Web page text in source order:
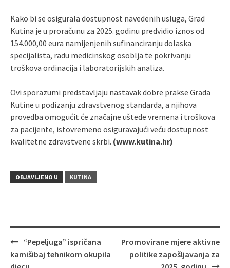
Kako bi se osigurala dostupnost navedenih usluga, Grad
Kutina je u proračunu za 2025. godinu predvidio iznos od
154.000,00 eura namijenjenih sufinanciranju dolaska
specijalista, radu medicinskog osoblja te pokrivanju
troškova ordinacija i laboratorijskih analiza.
Ovi sporazumi predstavljaju nastavak dobre prakse Grada
Kutine u podizanju zdravstvenog standarda, a njihova
provedba omogućit će značajne uštede vremena i troškova
za pacijente, istovremeno osiguravajući veću dostupnost
kvalitetne zdravstvene skrbi. (www.kutina.hr)
OBJAVLJENO U KUTINA
Navigacija
objava
“Pepeljuga” ispričana
kamišibaj tehnikom okupila
Promovirane mjere aktivne
politike zapošljavanja za